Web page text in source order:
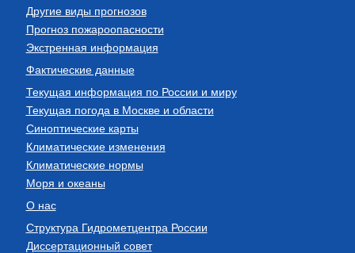
Другие виды прогнозов
Прогноз пожароопасности
Экстренная информация
Фактические данные
Текущая информация по России и миру
Текущая погода в Москве и области
Синоптические карты
Климатические изменения
Климатические нормы
Моря и океаны
О нас
Структура Гидрометцентра России
Диссертационный совет